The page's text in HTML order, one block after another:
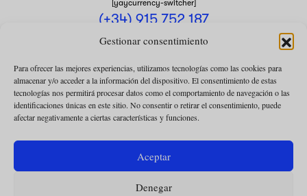
Gestionar consentimiento
Para ofrecer las mejores experiencias, utilizamos tecnologías como las cookies para
almacenar y/o acceder a la información del dispositivo. El consentimiento de estas
tecnologías nos permitirá procesar datos como el comportamiento de navegación o las
identificaciones únicas en este sitio. No consentir o retirar el consentimiento, puede
afectar negativamente a ciertas características y funciones.
Aceptar
Denegar
[yaycurrency-switcher]
(+34) 915 752 187
omnes@omnesmag.com
POLÍTICA DE PRIVACIDAD
USO DE COOKIES
CONDICIONES DE LA COLABORACIÓN